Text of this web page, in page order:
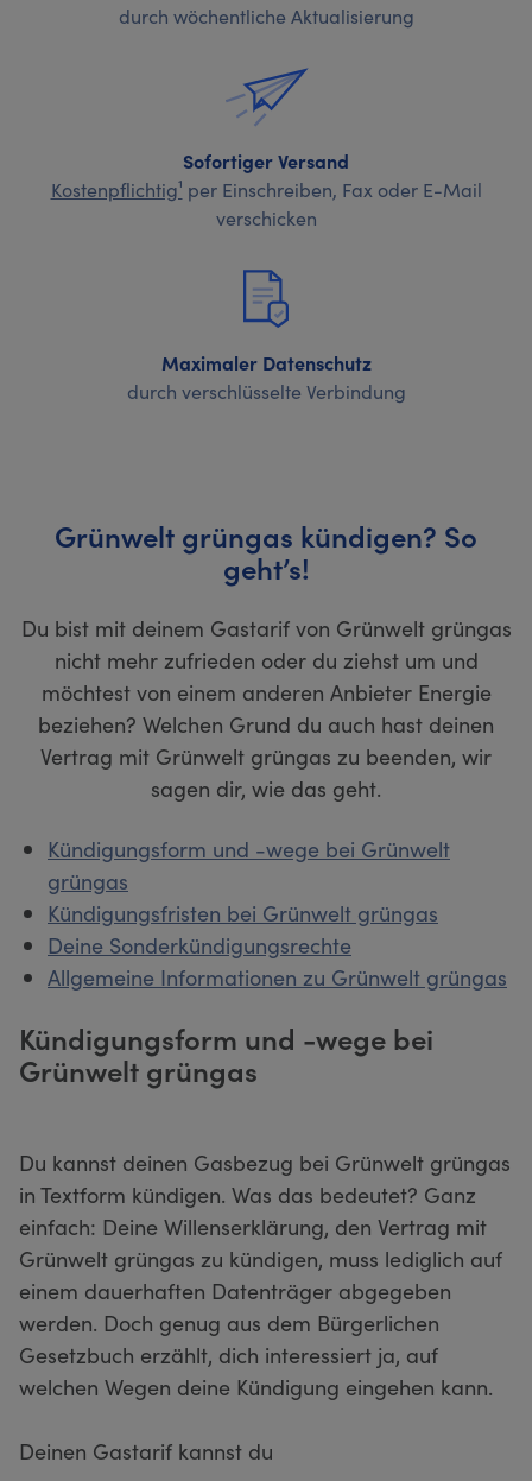
durch wöchentliche Aktualisierung
Sofortiger Versand
Kostenpflichtig¹ per Einschreiben, Fax oder E-Mail
verschicken
Maximaler Datenschutz
durch verschlüsselte Verbindung
Grünwelt grüngas kündigen? So
geht’s!
Du bist mit deinem Gastarif von Grünwelt grüngas
nicht mehr zufrieden oder du ziehst um und
möchtest von einem anderen Anbieter Energie
beziehen? Welchen Grund du auch hast deinen
Vertrag mit Grünwelt grüngas zu beenden, wir
sagen dir, wie das geht.
Kündigungsform und -wege bei Grünwelt
grüngas
Kündigungsfristen bei Grünwelt grüngas
Deine Sonderkündigungsrechte
Allgemeine Informationen zu Grünwelt grüngas
Kündigungsform und -wege bei
Grünwelt grüngas
Du kannst deinen Gasbezug bei Grünwelt grüngas
in Textform kündigen. Was das bedeutet? Ganz
einfach: Deine Willenserklärung, den Vertrag mit
Grünwelt grüngas zu kündigen, muss lediglich auf
einem dauerhaften Datenträger abgegeben
werden. Doch genug aus dem Bürgerlichen
Gesetzbuch erzählt, dich interessiert ja, auf
welchen Wegen deine Kündigung eingehen kann.
Deinen Gastarif kannst du